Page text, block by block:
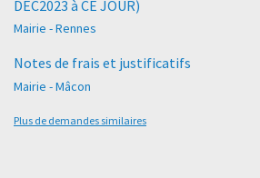
DEC2023 à CE JOUR)
Mairie - Rennes
Notes de frais et justificatifs
Mairie - Mâcon
Plus de demandes similaires